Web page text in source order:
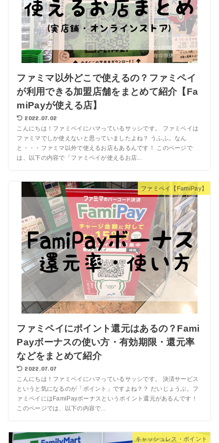
ファミマ以外どこで使えるの？ファミペイ
が利用できる加盟店舗をまとめて紹介【Fa
miPayが使える店】
2022.07.02
こんにちは！ファミペイにハマっているサッシです。 ファミペイは
ファミマでしか使えないと思っていましたよね？ うふふ。なん
と・・・ファミマ以外で使えるお店もあるんです！ このページで
は、以下の内容で「ファミペイが使えるお店...
ファミペイ【FamiPay】
ファミペイにポイント還元はあるの？Fami
Payボーナスの使い方・有効期限・還元率
などをまとめて紹介
2022.07.07
こんにちは！ファミペイにハマっているサッシです。 決済サービス
というと気になるのが「ポイント」ですよね？？ だいじょうぶ。フ
ァミペイにはFamiPayボーナスというポイント還元があるんです！
このページでは、以下の内容で...
キャッシュレス・ポイント